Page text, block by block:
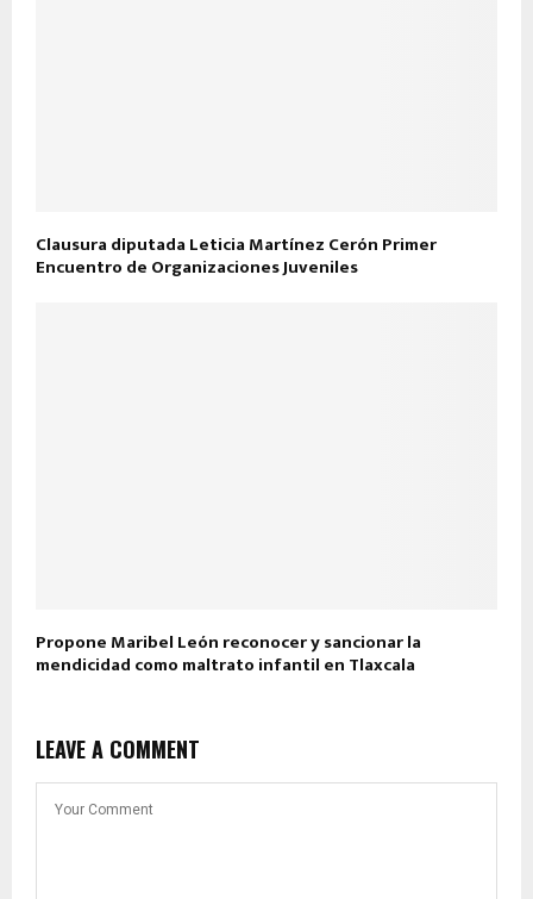
Clausura diputada Leticia Martínez Cerón Primer
Encuentro de Organizaciones Juveniles
Propone Maribel León reconocer y sancionar la
mendicidad como maltrato infantil en Tlaxcala
LEAVE A COMMENT